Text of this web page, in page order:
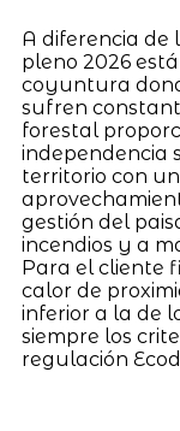
A diferencia de
pleno 2026
coyuntura
sufren
forestal
independencia
territorio con
gestión del
incendios y a
Para el cliente
calor de
inferior a la de
siempre los
regulación